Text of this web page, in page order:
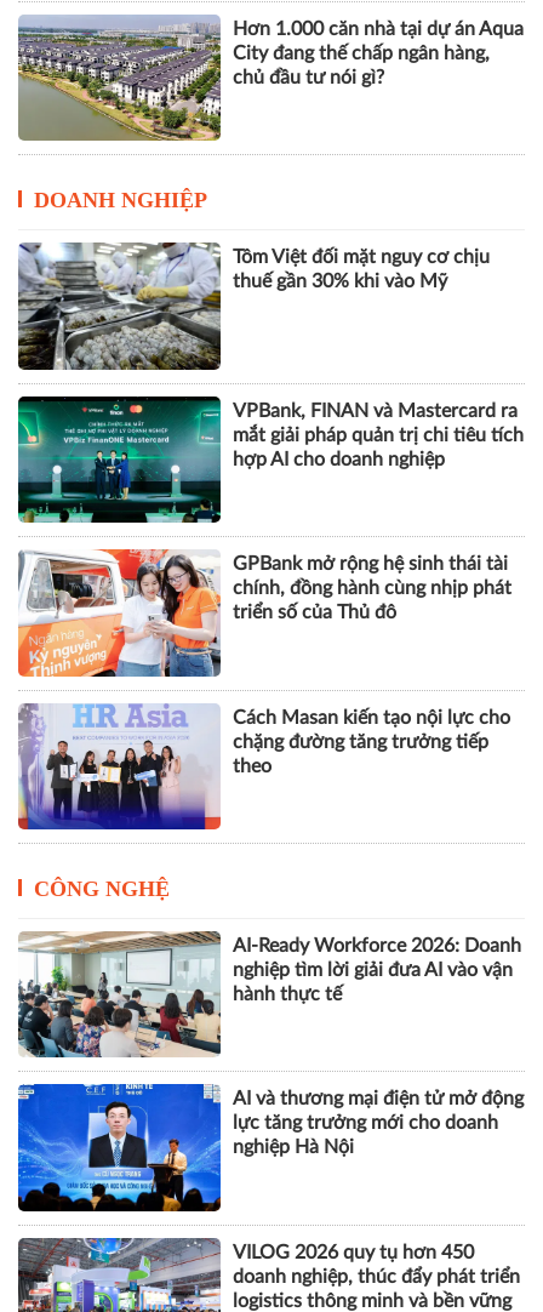
Góp ý sửa đổi Luật Kinh doanh
bất động sản: Hướng tới thị
trường minh bạch, phát triển bền
chủ đầu tư nói gì?
DOANH NGHIỆP
Tôm Việt đối mặt nguy cơ chịu
thuế gần 30% khi vào Mỹ
VPBank, FINAN và Mastercard ra
mắt giải pháp quản trị chi tiêu tích
hợp AI cho doanh nghiệp
GPBank mở rộng hệ sinh thái tài
chính, đồng hành cùng nhịp phát
triển số của Thủ đô
CÔNG NGHỆ
AI-Ready Workforce 2026: Doanh
nghiệp tìm lời giải đưa AI vào vận
hành thực tế
AI và thương mại điện tử mở động
lực tăng trưởng mới cho doanh